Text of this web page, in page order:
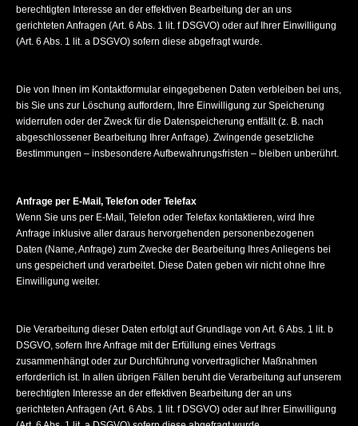
berechtigten Interesse an der effektiven Bearbeitung der an uns
gerichteten Anfragen (Art. 6 Abs. 1 lit. f DSGVO) oder auf Ihrer Einwilligung
(Art. 6 Abs. 1 lit. a DSGVO) sofern diese abgefragt wurde.
Die von Ihnen im Kontaktformular eingegebenen Daten verbleiben bei uns,
bis Sie uns zur Löschung auffordern, Ihre Einwilligung zur Speicherung
widerrufen oder der Zweck für die Datenspeicherung entfällt (z. B. nach
abgeschlossener Bearbeitung Ihrer Anfrage). Zwingende gesetzliche
Bestimmungen – insbesondere Aufbewahrungsfristen – bleiben unberührt.
Anfrage per E-Mail, Telefon oder Telefax
Wenn Sie uns per E-Mail, Telefon oder Telefax kontaktieren, wird Ihre
Anfrage inklusive aller daraus hervorgehenden personenbezogenen
Daten (Name, Anfrage) zum Zwecke der Bearbeitung Ihres Anliegens bei
uns gespeichert und verarbeitet. Diese Daten geben wir nicht ohne Ihre
Einwilligung weiter.
Die Verarbeitung dieser Daten erfolgt auf Grundlage von Art. 6 Abs. 1 lit. b
DSGVO, sofern Ihre Anfrage mit der Erfüllung eines Vertrags
zusammenhängt oder zur Durchführung vorvertraglicher Maßnahmen
erforderlich ist. In allen übrigen Fällen beruht die Verarbeitung auf unserem
berechtigten Interesse an der effektiven Bearbeitung der an uns
gerichteten Anfragen (Art. 6 Abs. 1 lit. f DSGVO) oder auf Ihrer Einwilligung